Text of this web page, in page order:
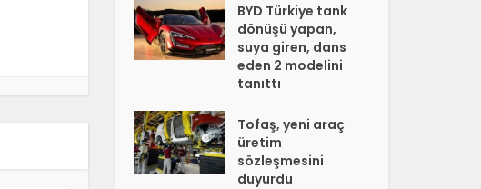
BYD Türkiye tank
dönüşü yapan,
suya giren, dans
eden 2 modelini
tanıttı
Tofaş, yeni araç
üretim
sözleşmesini
duyurdu